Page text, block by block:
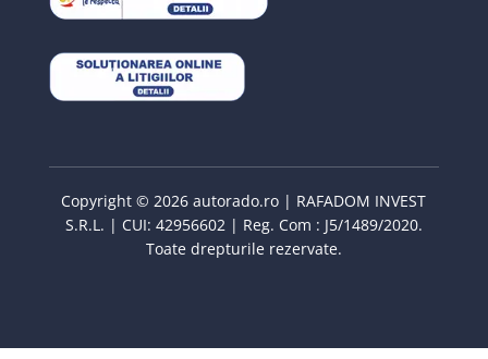
Copyright © 2026 autorado.ro | RAFADOM INVEST
S.R.L. | CUI: 42956602 | Reg. Com : J5/1489/2020.
Toate drepturile rezervate.